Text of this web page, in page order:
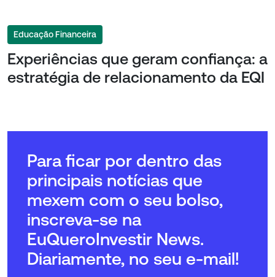
Educação Financeira
Experiências que geram confiança: a
estratégia de relacionamento da EQI
Para ficar por dentro das
principais notícias que
mexem com o seu bolso,
inscreva-se na
EuQueroInvestir News.
Diariamente, no seu e-mail!